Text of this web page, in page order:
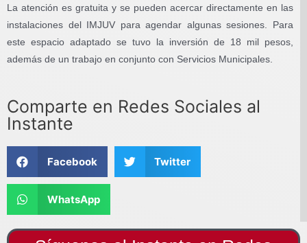
La atención es gratuita y se pueden acercar directamente en las
instalaciones del IMJUV para agendar algunas sesiones. Para
este espacio adaptado se tuvo la inversión de 18 mil pesos,
además de un trabajo en conjunto con Servicios Municipales.
Comparte en Redes Sociales al
Instante
Facebook Twitter
WhatsApp